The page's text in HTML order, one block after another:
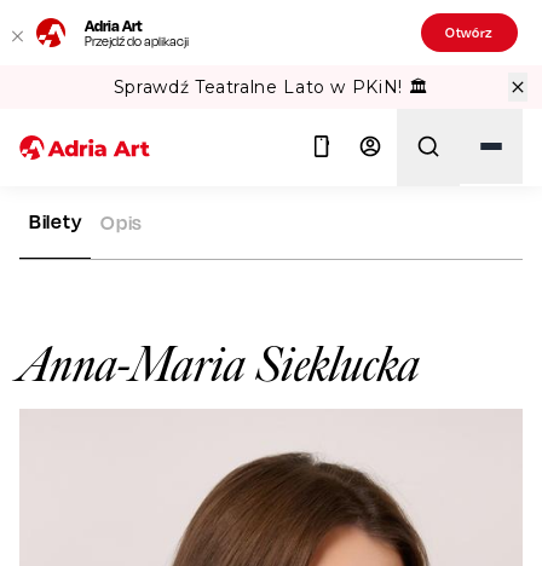
Adria Art
Przejdź do aplikacji Otwórz
Sprawdź Teatralne Lato w PKiN! 🏛️
ADRIA ART
Anna-Maria Sieklucka
Bilety Opis